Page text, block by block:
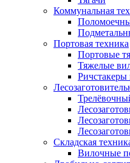
Коммунальная
Портовая техника
Портовые
Тяжелые
Ричстакеры
Складская
Вилочные